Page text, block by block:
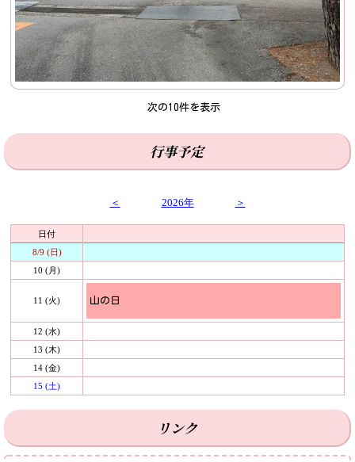
次の10件を表示
行事予定
＜ 2026年 ＞
日付
8/9 (日)
10 (月)
11 (火) 山の日
12 (水)
13 (木)
14 (金)
15 (土)
リンク